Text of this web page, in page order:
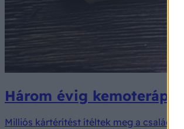
Három évig
Milliós kártérítést ítéltek meg a családnak.